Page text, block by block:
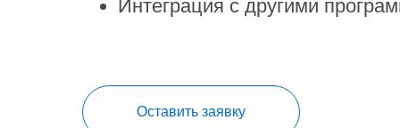
Интеграция с другими
Оставить заявку